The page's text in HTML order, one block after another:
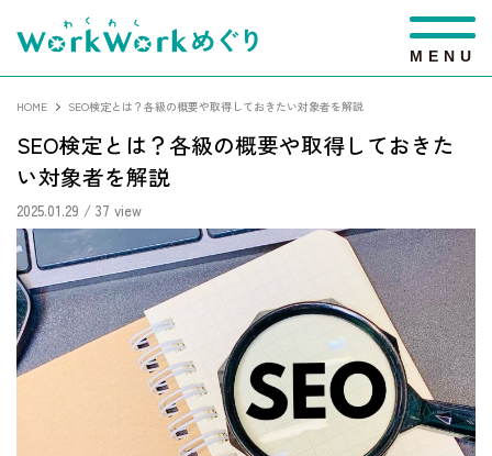
M E N U
HOME SEO検定とは？各級の概要や取得しておきたい対象者を解説
SEO検定とは？各級の概要や取得しておきた
い対象者を解説
2025.01.29 / 37 view